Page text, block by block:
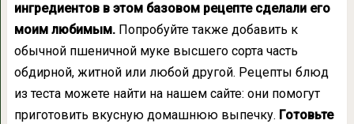
ингредиентов в этом базовом рецепте сделали его
моим любимым.Попробуйте также добавить к
обычной пшеничной муке высшего сорта часть
обдирной, житной или любой другой. Рецепты блюд
из теста можете найти на нашем сайте: они помогут
приготовить вкусную домашнюю выпечку. Готовьте